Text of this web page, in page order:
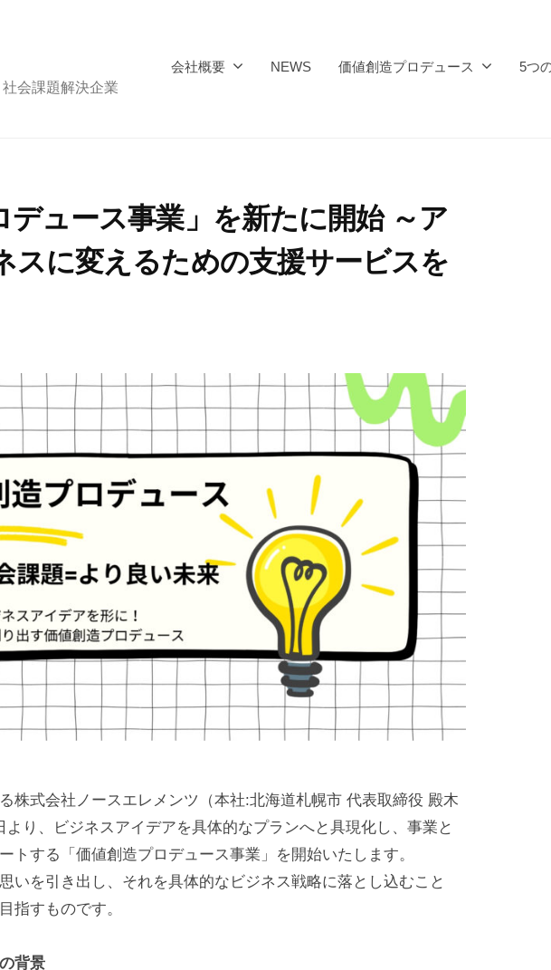
会課題解決企業
会社概要 NEWS 価値創造プロデュース 5つ
デュース事業」を新たに開始 ～ア
スに変えるための支援サービスを
株式会社ノースエレメンツ（本社:北海道札幌市 代表取締役 殿木
より、ビジネスアイデアを具体的なプランへと具現化し、事業と
トする「価値創造プロデュース事業」を開始いたします。
いを引き出し、それを具体的なビジネス戦略に落とし込むこと
指すものです。
背景